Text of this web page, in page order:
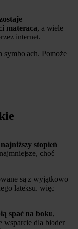
materaca, a wiele
internet.
symbolach. Pomoże
najniższy stopień
choć
są z wyjątkowo
lateksu, więc
spać na boku,
wsparcie dla bioder